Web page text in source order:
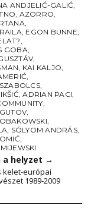
ANDJELIĆ-GALIĆ,
, AZORRO,
,
, EGON BUNNE,
,
GOBA,
,
, KAI KALJO,
,
,
,ADRIAN PACI,
,
,
,
, SÓLYOM ANDRÁS,
,
a helyzet →
kelet-európai
1989-2009